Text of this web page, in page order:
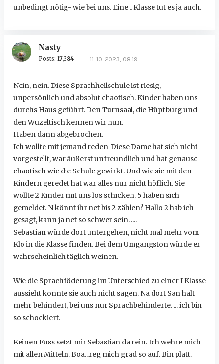
unbedingt nötig- wie bei uns. Eine I Klasse tut es ja auch.
Nasty
Posts: 17,384 11. 10. 2023, 08:19
Nein, nein. Diese Sprachheilschule ist riesig,
unpersönlich und absolut chaotisch. Kinder haben uns
durchs Haus geführt. Den Turnsaal, die Hüpfburg und
den Wuzeltisch kennen wir nun.
Haben dann abgebrochen.
Ich wollte mit jemand reden. Diese Dame hat sich nicht
vorgestellt, war äußerst unfreundlich und hat genauso
chaotisch wie die Schule gewirkt. Und wie sie mit den
Kindern geredet hat war alles nur nicht höflich. Sie
wollte 2 Kinder mit uns los schicken. 5 haben sich
gemeldet. N könnt ihr net bis 2 zählen? Hallo 2 hab ich
gesagt, kann ja net so schwer sein. ....
Sebastian würde dort untergehen, nicht mal mehr vom
Klo in die Klasse finden. Bei dem Umgangston würde er
wahrscheinlich täglich weinen.
Wie die Sprachföderung im Unterschied zu einer I Klasse
aussieht konnte sie auch nicht sagen. Na dort San halt
mehr behindert, bei uns nur Sprachbehinderte. ... ich bin
so schockiert.
Keinen Fuss setzt mir Sebastian da rein. Ich wehre mich
mit allen Mitteln. Boa...reg mich grad so auf. Bin platt.